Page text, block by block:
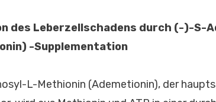
des Leberzellschadens durch (-)-S-
-Supplementation
L-Methionin (Ademetionin), der